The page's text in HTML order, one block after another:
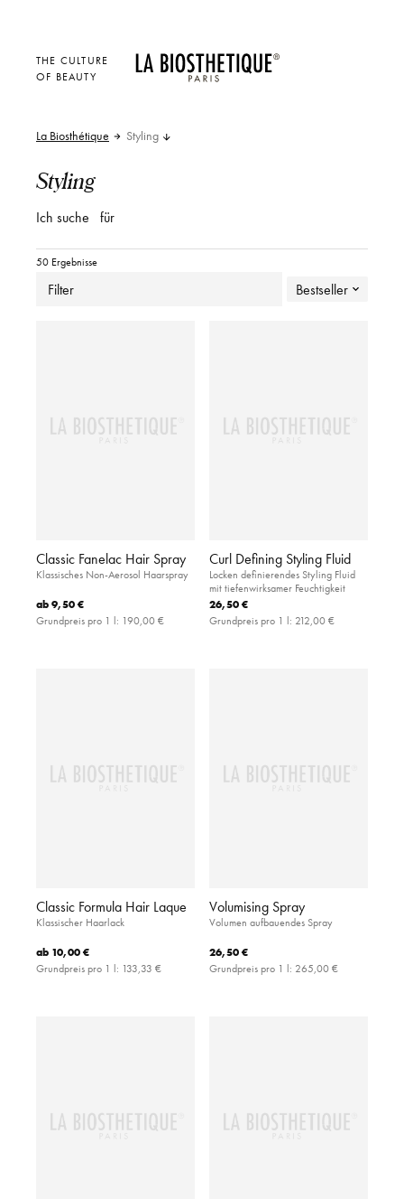
THE CULTURE
OF BEAUTY
La Biosthétique Styling
Styling
Ich suche für
50 Ergebnisse
Filter Bestseller
Classic Fanelac Hair Spray
Klassisches Non-Aerosol Haarspray
ab9,50 €
Grundpreis pro 1 l: 190,00 €
Curl Defining Styling Fluid
Locken definierendes Styling Fluid
mit tiefenwirksamer Feuchtigkeit
26,50 €
Grundpreis pro 1 l: 212,00 €
Classic Formula Hair Laque
Klassischer Haarlack
ab 10,00 €
Grundpreis pro 1 l: 133,33 €
Volumising Spray
Volumen aufbauendes Spray
26,50 €
Grundpreis pro 1 l: 265,00 €